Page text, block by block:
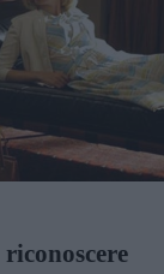
riconoscere